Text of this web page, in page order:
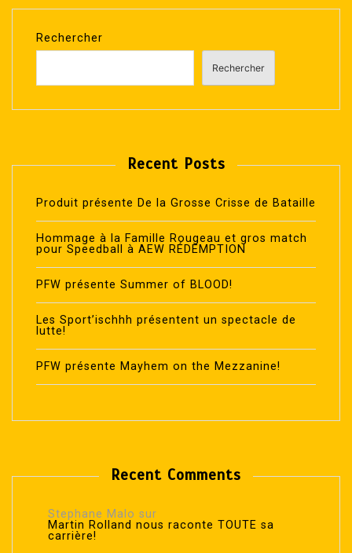
Rechercher
Rechercher
Recent Posts
Produit présente De la Grosse Crisse de Bataille
Hommage à la Famille Rougeau et gros match
pour Speedball à AEW RÉDEMPTION
PFW présente Summer of BLOOD!
Les Sport’ischhh présentent un spectacle de
lutte!
PFW présente Mayhem on the Mezzanine!
Recent Comments
Stephane Malo sur
Martin Rolland nous raconte TOUTE sa
carrière!